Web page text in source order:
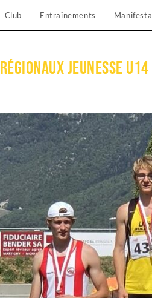
Club Entraînements
Jeunesse